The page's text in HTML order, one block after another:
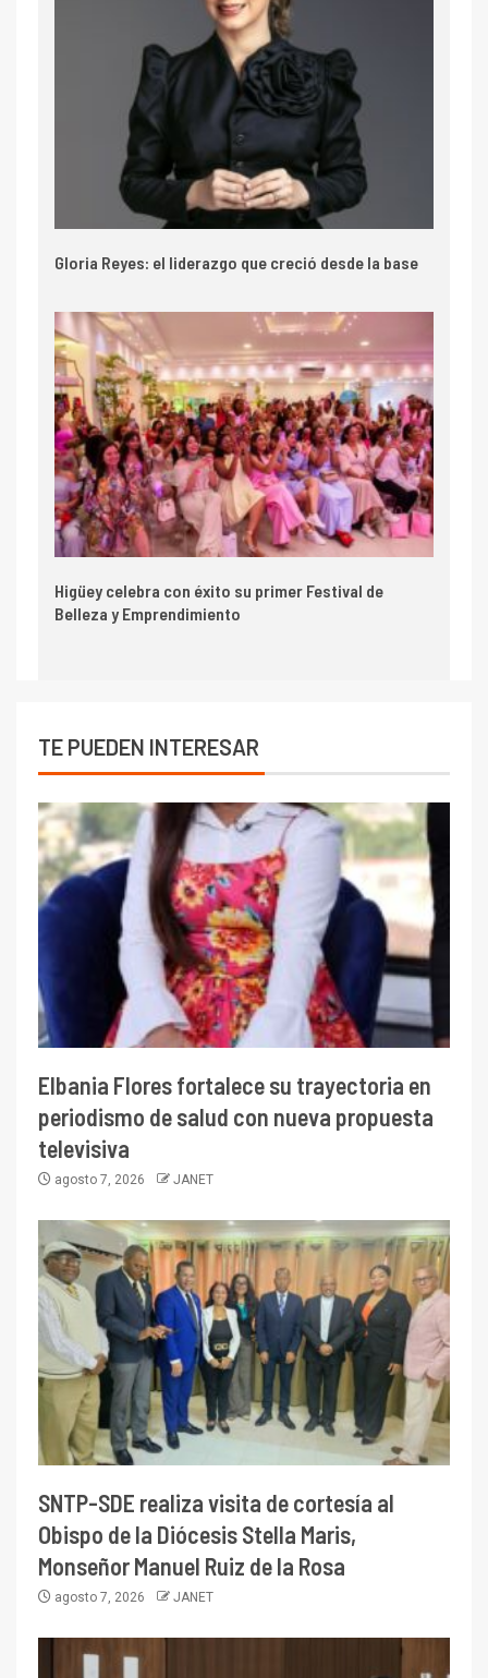
Gloria Reyes: el liderazgo que creció desde la base
Higüey celebra con éxito su primer Festival de
Belleza y Emprendimiento
TE PUEDEN INTERESAR
Elbania Flores fortalece su trayectoria en
periodismo de salud con nueva propuesta
televisiva
agosto 7, 2026 JANET
SNTP-SDE realiza visita de cortesía al
Obispo de la Diócesis Stella Maris,
Monseñor Manuel Ruiz de la Rosa
agosto 7, 2026 JANET